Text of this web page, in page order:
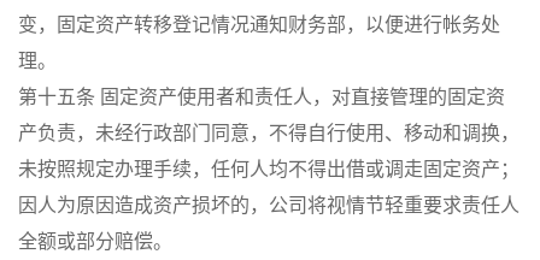
变，固定资产转移登记情况通知财务部，以便进行帐务处
理。
第十五条 固定资产使用者和责任人，对直接管理的固定资
产负责，未经行政部门同意，不得自行使用、移动和调换，
未按照规定办理手续，任何人均不得出借或调走固定资产；
因人为原因造成资产损坏的，公司将视情节轻重要求责任人
全额或部分赔偿。